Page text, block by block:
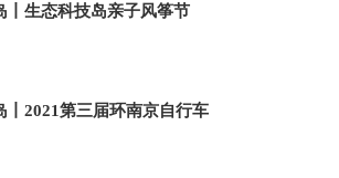
丨生态科技岛亲子风筝节
丨2021第三届环南京自行车